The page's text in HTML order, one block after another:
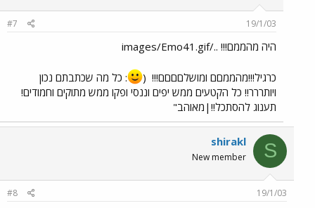
19/1/03
#7
היה מהממם!!! ../images/Emo41.gif
כרגיל!!!מהממםם ומושלםםםם!!! (
: כל מה שכתבתם נכון
ויותררר!! כל הקטעים ממש יפים וננסי ופקו ממש מתוקים וחמודים!
תענוג להסתכל!!|מאוהב"
S
shirakl
New member
19/1/03
#8